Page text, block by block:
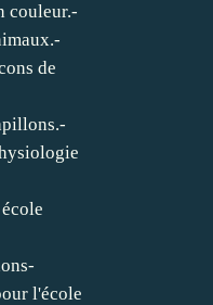
couleur.-
de
l'école